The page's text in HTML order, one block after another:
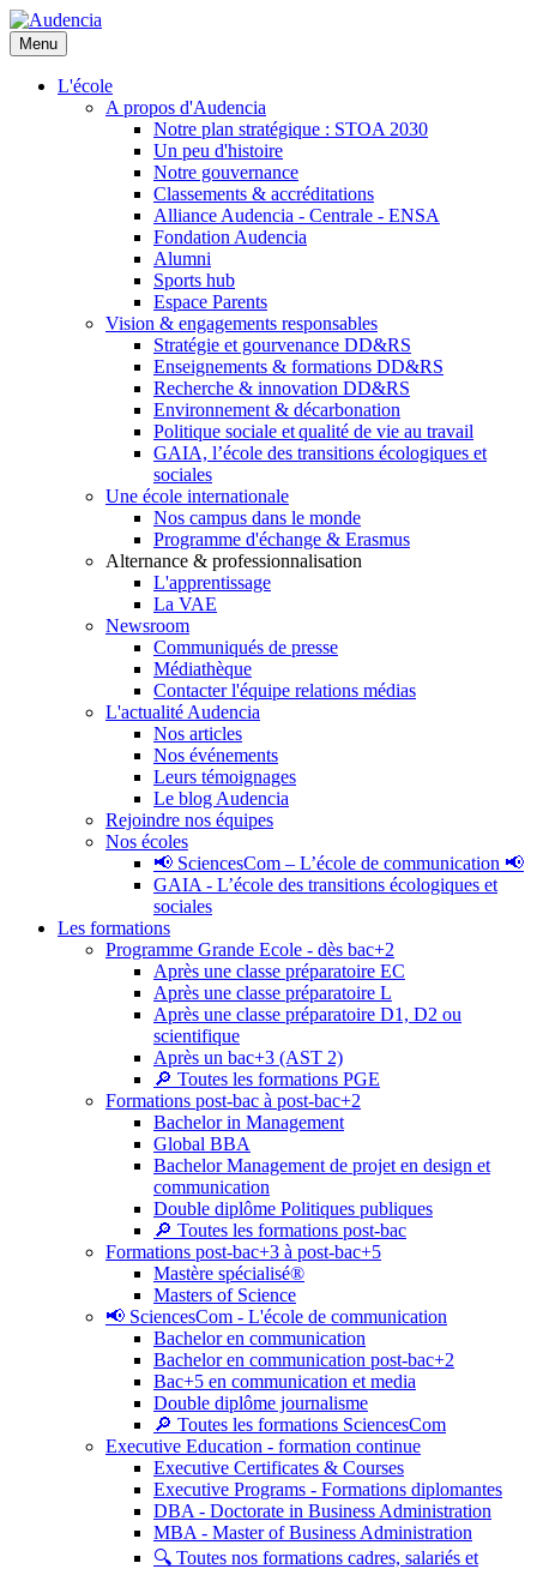
Aller
au
contenu
principal
Menu
L'école
A propos d'Audencia
Notre plan stratégique : STOA 2030
Un peu d'histoire
Notre gouvernance
Classements & accréditations
Alliance Audencia - Centrale - ENSA
Fondation Audencia
Alumni
Sports hub
Espace Parents
Vision & engagements responsables
Stratégie et gourvenance DD&RS
Enseignements & formations DD&RS
Recherche & innovation DD&RS
Environnement & décarbonation
Politique sociale et qualité de vie au travail
GAIA, l’école des transitions écologiques et
sociales
Une école internationale
Nos campus dans le monde
Programme d'échange & Erasmus
Alternance & professionnalisation
L'apprentissage
La VAE
Newsroom
Communiqués de presse
Médiathèque
Contacter l'équipe relations médias
L'actualité Audencia
Nos articles
Nos événements
Leurs témoignages
Le blog Audencia
Rejoindre nos équipes
Nos écoles
📢 SciencesCom – L’école de communication 📢
GAIA - L’école des transitions écologiques et
sociales
Les formations
Programme Grande Ecole - dès bac+2
Après une classe préparatoire EC
Après une classe préparatoire L
Après une classe préparatoire D1, D2 ou
scientifique
Après un bac+3 (AST 2)
🔎 Toutes les formations PGE
Formations post-bac à post-bac+2
Bachelor in Management
Global BBA
Bachelor Management de projet en design et
communication
Double diplôme Politiques publiques
🔎 Toutes les formations post-bac
Formations post-bac+3 à post-bac+5
Mastère spécialisé®
Masters of Science
📢 SciencesCom - L'école de communication
Bachelor en communication
Bachelor en communication post-bac+2
Bac+5 en communication et media
Double diplôme journalisme
🔎 Toutes les formations SciencesCom
Executive Education - formation continue
Executive Certificates & Courses
Executive Programs - Formations diplomantes
DBA - Doctorate in Business Administration
MBA - Master of Business Administration
🔍 Toutes nos formations cadres, salariés et